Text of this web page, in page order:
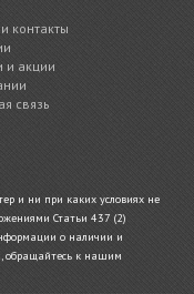
контакты
и акции
связь
и ни при каких условиях не
Статьи 437 (2)
о наличии и
обращайтесь к нашим